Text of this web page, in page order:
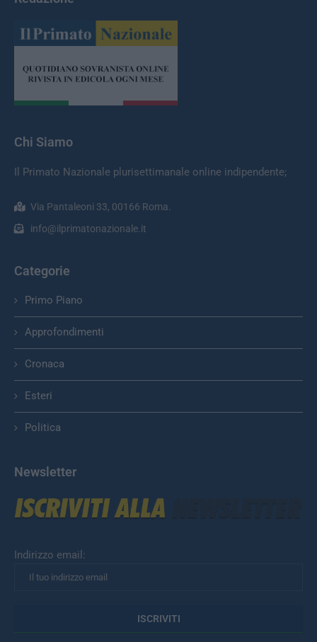
Chi Siamo
Il Primato Nazionale plurisettimanale online indipendente;
Via Pantaleoni 33, 00166 Roma.
info@ilprimatonazionale.it
Categorie
Primo Piano
Approfondimenti
Cronaca
Esteri
Politica
Newsletter
Indirizzo email: